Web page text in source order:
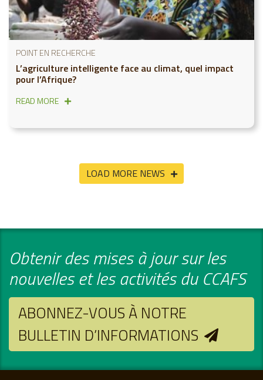
POINT EN RECHERCHE
L’agriculture intelligente face au climat, quel impact
pour l’Afrique?
READ MORE
LOAD MORE NEWS
Obtenir des mises à jour sur les
nouvelles et les activités du CCAFS
ABONNEZ-VOUS À NOTRE
BULLETIN D’INFORMATIONS